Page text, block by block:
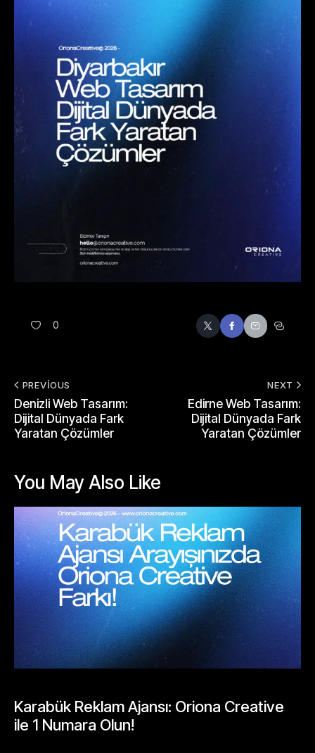
0
PREVIOUS
Denizli Web Tasarım:
Dijital Dünyada Fark
Yaratan Çözümler
NEXT
Edirne Web Tasarım:
Dijital Dünyada Fark
Yaratan Çözümler
You May Also Like
Karabük Reklam Ajansı: Oriona Creative
ile 1 Numara Olun!